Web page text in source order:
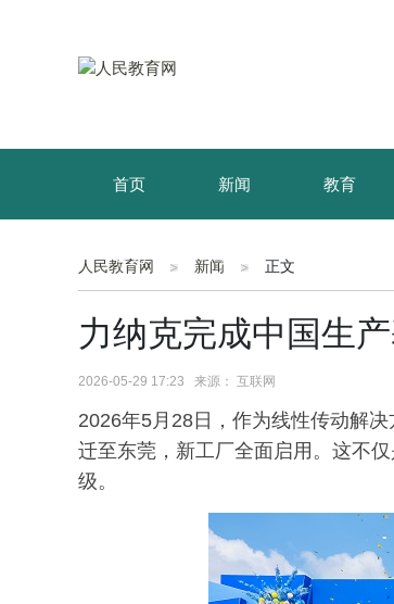
首页 新闻 教育
育儿 资讯
人民教育网 新闻 正文
力纳克完成中国生
2026-05-29 17:23 来源： 互联网
2026年5月28日，作为线性传动解
迁至东莞，新工厂全面启用。这不
级。